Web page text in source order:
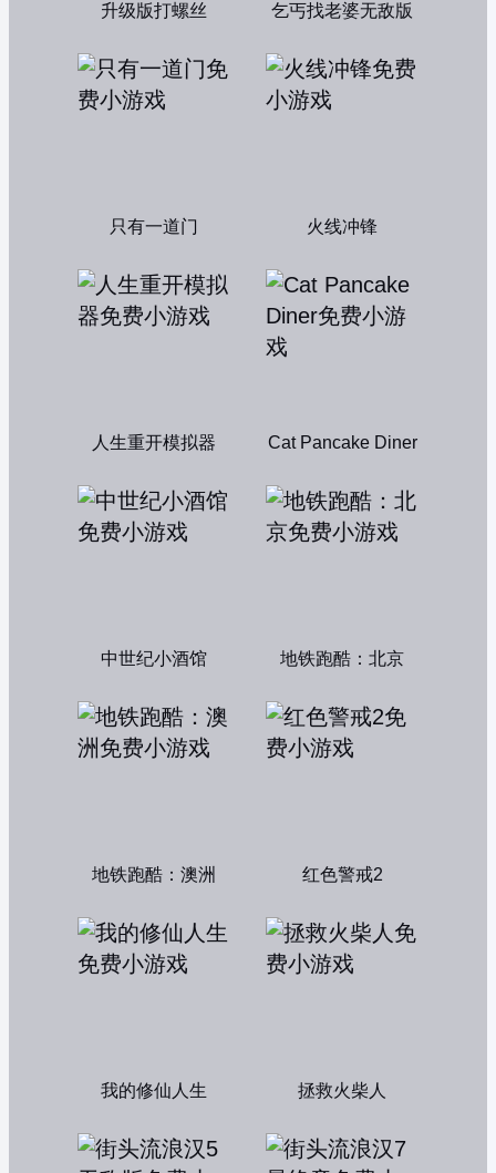
升级版打螺丝 乞丐找老婆无敌版
只有一道门 火线冲锋
人生重开模拟器 Cat Pancake Diner
中世纪小酒馆 地铁跑酷：北京
地铁跑酷：澳洲 红色警戒2
我的修仙人生 拯救火柴人